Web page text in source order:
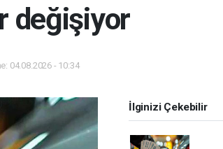
değişiyor
04.08.2026 - 10:34
İlginizi Çekebilir